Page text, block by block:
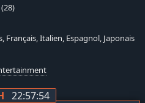
(28)
Français, Italien, Espagnol, Japonais
22:57:53